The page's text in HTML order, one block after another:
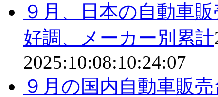
９月、日本の自動車
好調、メーカー別累計
2025:10:08:10:24:07
９月の国内自動車販